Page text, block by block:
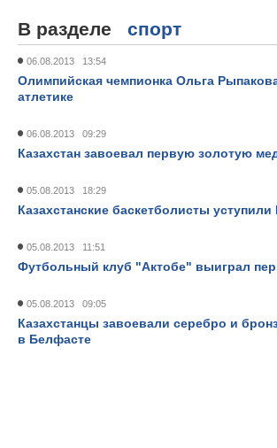
В разделе спорт
06.08.2013 13:54
Олимпийская чемпионка Ольга
атлетике
06.08.2013 09:29
Казахстан завоевал первую золотую
05.08.2013 18:29
Казахстанские баскетболисты
05.08.2013 11:51
Футбольный клуб "Актобе" выиграл
05.08.2013 09:05
Казахстанцы завоевали серебро и
в Белфасте